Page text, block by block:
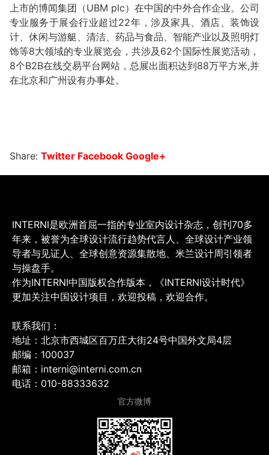
上市的博闻集团（UBM plc）在中国的中外合作企业。公司
专业服务于展会行业超过22年，涉及家具、酒店、装饰设
计、休闲与游艇、清洁、药品与食品、智能产业以及照明灯
饰等8大领域的专业展览会，共涉及62个国际性展览活动，
8个B2B在线交易平台网站，总展出面积达到88万平方米,并
在北京和广州设有办事处。
Share: Twitter Facebook Google+
INTERNI是欧洲首屈一指的专业室内设计杂志，创刊70多
年来，被誉为全球设计流行趋势代言人、全球设计产业领
导者与见证人、全球创意资源集散地、米兰设计周引领者
与操盘手。
作为INTERNI中国版权合作版本，《INTERNI设计时代》
更加关注中国设计项目，欢迎投稿，欢迎合作。
联系我们：
地址：北京市西城区百万庄大街24号中国外文局4层
邮编：100037
邮箱：interni@interni.com.cn
电话：010-88333632
官方微博